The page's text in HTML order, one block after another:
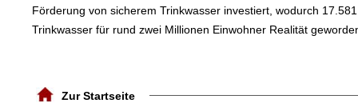
Förderung von sicherem Trinkwasser investiert, wodurch
Trinkwasser für rund zwei Millionen Einwohner Realität
Zur Startseite